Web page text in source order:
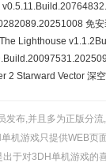
免
Lighthouse
2 Starward Vector 深
发布,并且多为正版分
机游戏只提供WEB
于对3DH单机游戏